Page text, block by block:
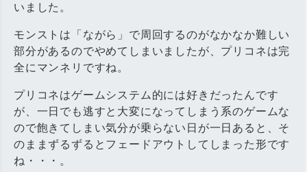
いました。
モンストは「ながら」で周回するのがなかなか難しい
部分があるのでやめてしまいましたが、プリコネは完
全にマンネリですね。
プリコネはゲームシステム的には好きだったんです
が、一日でも逃すと大変になってしまう系のゲームな
ので飽きてしまい気分が乗らない日が一日あると、そ
のままずるずるとフェードアウトしてしまった形です
ね・・・。